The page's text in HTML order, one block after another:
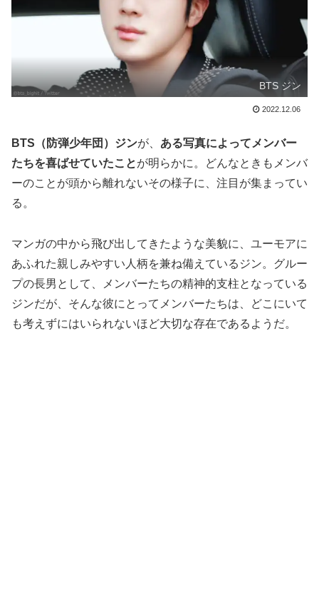
BTS ジン
2022.12.06
BTS（防弾少年団）ジンが、 ある写真によってメンバー
たちを喜ばせていたことが明らかに。どんなときもメンバ
ーのことが頭から離れないその様子に、注目が集まってい
る。
マンガの中から飛び出してきたような美貌に、ユーモアに
あふれた親しみやすい人柄を兼ね備えているジン。グルー
プの長男として、メンバーたちの精神的支柱となっている
ジンだが、そんな彼にとってメンバーたちは、どこにいて
も考えずにはいられないほど大切な存在であるようだ。